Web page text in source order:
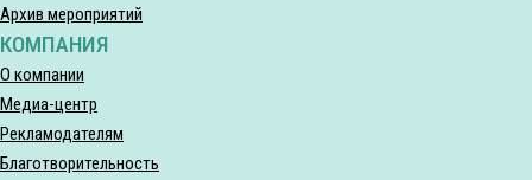
Архив мероприятий
КОМПАНИЯ
О компании
Медиа-центр
Рекламодателям
Благотворительность